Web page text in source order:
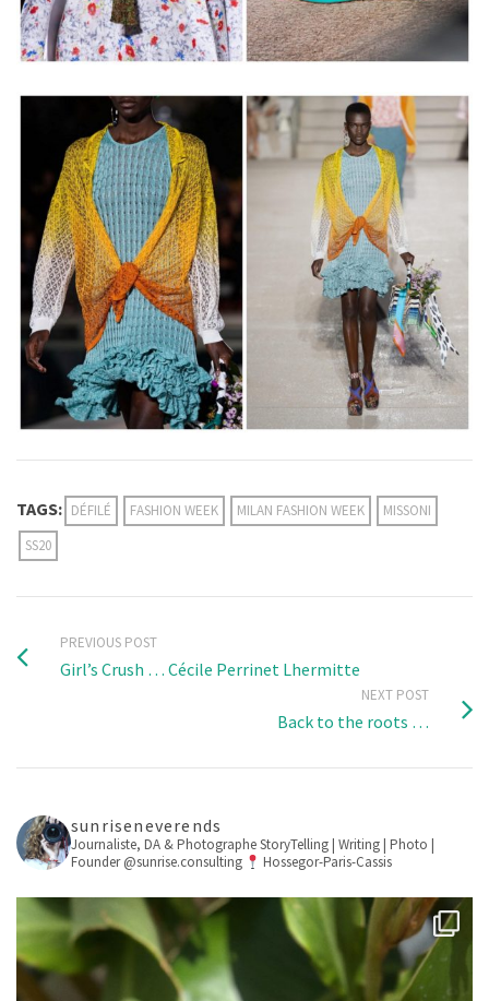
TAGS: DÉFILÉ FASHION WEEK MILAN FASHION WEEK
MISSONI
SS20
PREVIOUS POST
Girl’s Crush … Cécile Perrinet Lhermitte
NEXT POST
Back to the roots …
sunriseneverends
Journaliste, DA & PhotographeStoryTelling | Writing | Photo |
Founder @sunrise.consulting
Hossegor-Paris-Cassis